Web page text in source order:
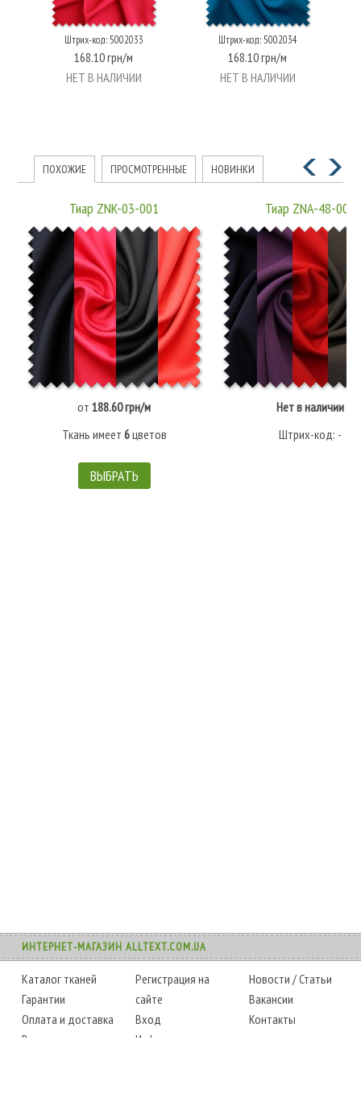
Штрих-код: 5002033
168.10 грн/м
НЕТ В НАЛИЧИИ
Штрих-код: 5002034
168.10 грн/м
НЕТ В НАЛИЧИИ
ПОХОЖИЕ ПРОСМОТРЕННЫЕ НОВИНКИ
Тиар ZNK-03-001
от188.60 грн/м
Ткань имеет 6цветов
ВЫБРАТЬ
Тиар ZNA-48-001
Нет в наличии
Штрих-код: -
ИНТЕРНЕТ-МАГАЗИН ALLTEXT.COM.UA
Каталог тканей
Гарантии
Оплата и доставка
Возврат товара
Регистрация на
сайте
Вход
Информация
Новости /Статьи
Вакансии
Контакты